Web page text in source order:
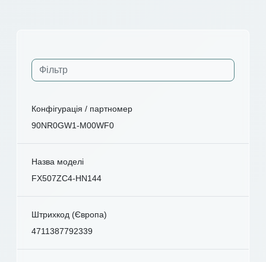
Конфігурація / партномер
90NR0GW1-M00WF0
Назва моделі
FX507ZC4-HN144
Штрихкод (Європа)
4711387792339